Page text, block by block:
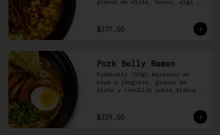
granos de elote, huevo, alga
cerdo
$337.00
Pork Belly Ramen
Porkbelly (50g) marinado en
soya y jengibre, granos de
elote y cebollín sobre fideos
$329.00